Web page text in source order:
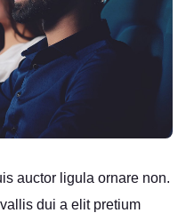
auctor ligula ornare non.
dui a elit pretium